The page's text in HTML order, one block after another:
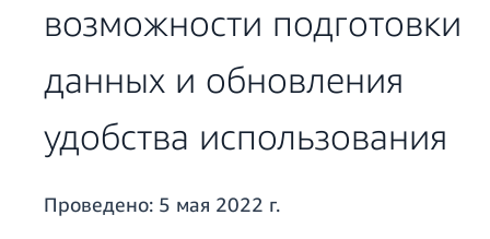
возможности подготовки
данных и обновления
удобства использования
Проведено: 5 мая 2022 г.